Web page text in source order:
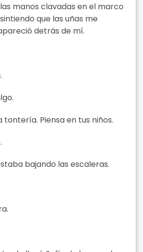
manos clavadas en el marco
que las uñas me
detrás de mí.
tontería. Piensa en tus niños.
bajando las escaleras.